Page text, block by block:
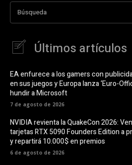
Búsqueda
Últimos artículos
EA enfurece a los gamers con
en sus juegos y Europa lanza ‘Euro-
hundir a Microsoft
7 de agosto de 2026
NVIDIA revienta la QuakeCon 2026:
tarjetas RTX 5090 Founders Edition a
y repartirá 10.000$ en premios
6 de agosto de 2026